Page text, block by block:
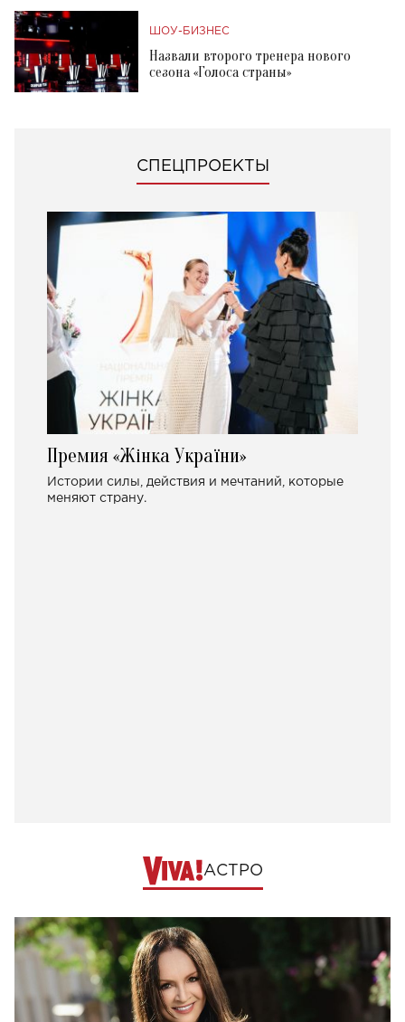
ШОУ-БИЗНЕС
Назвали второго тренера нового
сезона «Голоса страны»
СПЕЦПРОЕКТЫ
Премия «Жінка України»
Истории силы, действия и мечтаний, которые
меняют страну.
АСТРО